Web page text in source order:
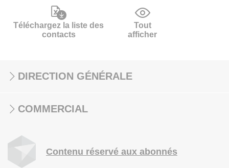
Téléchargez la liste des
contacts
Tout
afficher
DIRECTION GÉNÉRALE
COMMERCIAL
Contenu réservé aux abonnés